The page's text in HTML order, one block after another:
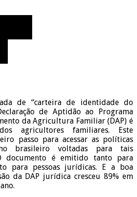
de “carteira de identidade do
de Aptidão ao Programa
da Agricultura Familiar (DAP) é
agricultores familiares. Este
passo para acessar as políticas
brasileiro voltadas para tais
documento é emitido tanto para
para pessoas jurídicas. E a boa
da DAP jurídica cresceu 89% em